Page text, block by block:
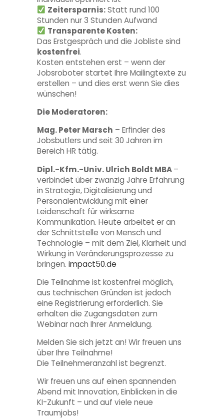
Zeitersparnis:Statt rund 100
Stunden nur 3 Stunden Aufwand
Transparente Kosten:
Das Erstgespräch und die Jobliste sind
kostenfrei.
Kosten entstehen erst – wenn der
Jobsroboter startet Ihre Mailingtexte zu
erstellen – und dies erst wenn Sie dies
wünschen!
Die Moderatoren:
Mag. Peter Marsch – Erfinder des
Jobsbutlers und seit 30 Jahren im
Bereich HR tätig.
Dipl.-Kfm.-Univ. Ulrich Boldt MBA–
verbindet über zwanzig Jahre Erfahrung
in Strategie, Digitalisierung und
Personalentwicklung mit einer
Leidenschaft für wirksame
Kommunikation. Heute arbeitet er an
der Schnittstelle von Mensch und
Technologie – mit dem Ziel, Klarheit und
Wirkung in Veränderungsprozesse zu
bringen. impact50.de
Die Teilnahme ist kostenfrei möglich,
aus technischen Gründen ist jedoch
eine Registrierung erforderlich. Sie
erhalten die Zugangsdaten zum
Webinar nach Ihrer Anmeldung.
Melden Sie sich jetzt an! Wir freuen uns
über Ihre Teilnahme!
Die Teilnehmeranzahl ist begrenzt.
Wir freuen uns auf einen spannenden
Abend mit Innovation, Einblicken in die
KI-Zukunft – und auf viele neue
Traumjobs!